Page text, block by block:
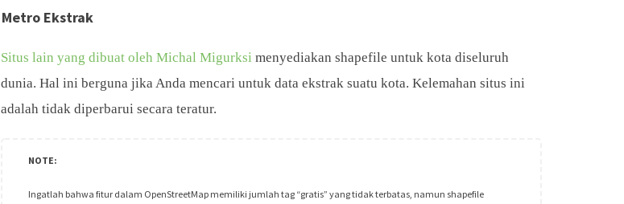
Metro Ekstrak
Situs lain yang dibuat oleh Michal Migurksimenyediakan shapefile untuk kota diseluruh
dunia. Hal ini berguna jika Anda mencari untuk data ekstrak suatu kota. Kelemahan situs ini
adalah tidak diperbarui secara teratur.
Ingatlah bahwa fitur dalam OpenStreetMap memiliki jumlah tag “gratis” yang tidak terbatas, namun shapefile